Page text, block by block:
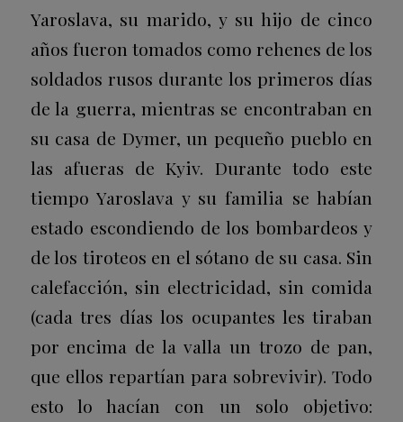
Yaroslava, su marido, y su hijo de cinco
años fueron tomados como rehenes de los
soldados rusos durante los primeros días
de la guerra, mientras se encontraban en
su casa de Dymer, un pequeño pueblo en
las afueras de Kyiv. Durante todo este
tiempo Yaroslava y su familia se habían
estado escondiendo de los bombardeos y
de los tiroteos en el sótano de su casa. Sin
calefacción, sin electricidad, sin comida
(cada tres días los ocupantes les tiraban
por encima de la valla un trozo de pan,
que ellos repartían para sobrevivir). Todo
esto lo hacían con un solo objetivo: